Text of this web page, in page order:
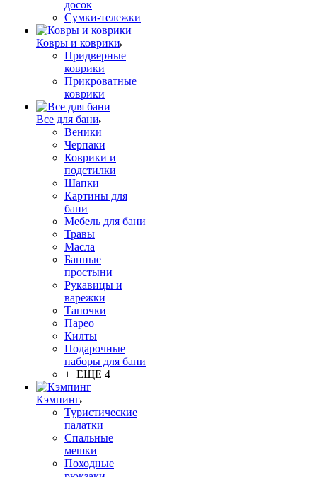
досок
Сумки-тележки
Ковры и коврики
Придверные
коврики
Прикроватные
коврики
Все для бани
Веники
Черпаки
Коврики и
подстилки
Шапки
Картины для
бани
Мебель для бани
Травы
Масла
Банные
простыни
Рукавицы и
варежки
Тапочки
Парео
Килты
Подарочные
наборы для бани
+ ЕЩЕ 4
Кэмпинг
Туристические
палатки
Спальные
мешки
Походные